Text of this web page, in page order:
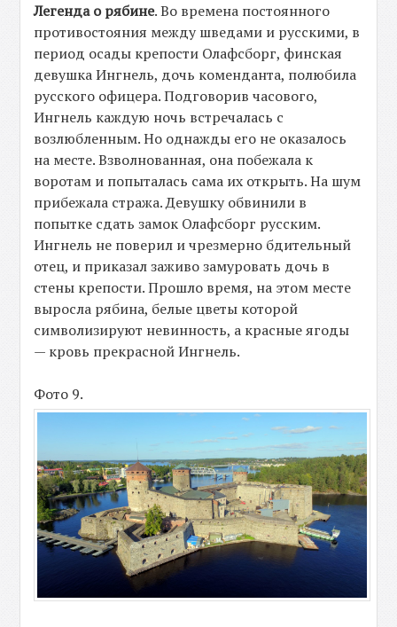
Легенда о рябине. Во времена постоянного
противостояния между шведами и русскими, в
период осады крепости Олафсборг, финская
девушка Ингнель, дочь коменданта, полюбила
русского офицера. Подговорив часового,
Ингнель каждую ночь встречалась с
возлюбленным. Но однажды его не оказалось
на месте. Взволнованная, она побежала к
воротам и попыталась сама их открыть. На шум
прибежала стража. Девушку обвинили в
попытке сдать замок Олафсборг русским.
Ингнель не поверил и чрезмерно бдительный
отец, и приказал заживо замуровать дочь в
стены крепости. Прошло время, на этом месте
выросла рябина, белые цветы которой
символизируют невинность, а красные ягоды
— кровь прекрасной Ингнель.
Фото 9.